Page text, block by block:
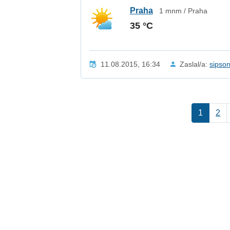
Praha 1 mnm / Praha
35 °C
11.08.2015, 16:34 Zaslal/a:
1 2